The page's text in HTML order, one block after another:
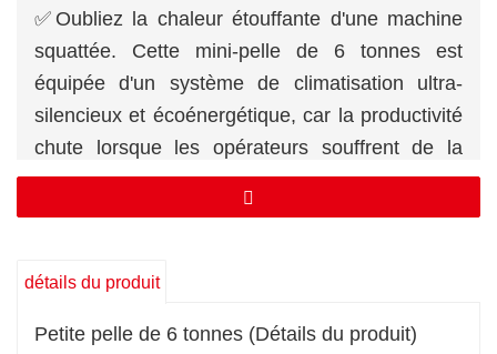
✅Oubliez la chaleur étouffante d'une machine
squattée. Cette mini-pelle de 6 tonnes est
équipée d'un système de climatisation ultra-
silencieux et écoénergétique, car la productivité
chute lorsque les opérateurs souffrent de la
chaleur. Ajustez la température, d'un froid
polaire à une douce brise, pendant que vous
✅ Attache rapide hydraulique ? Basique. Notre
automatiquement les accessoires : passez d’un
détails du produit
Petite pelle de 6 tonnes (Détails du produit)